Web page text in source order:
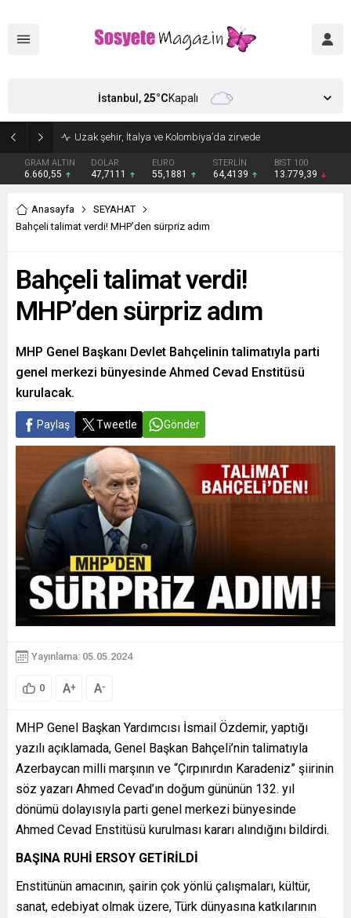
Uzak şehir, İtalya ve Kolombiya’da zirvede
GRAM ALTIN
6.660,55
DOLAR
47,7111
EURO
55,1881
STERLİN
64,4139
BIST 100
13.779,39
İstanbul, 25°CKapalı
Anasayfa
SEYAHAT
Bahçeli talimat verdi! MHP’den sürpriz adım
Bahçeli talimat verdi!
MHP’den sürpriz adım
MHP Genel Başkanı Devlet Bahçelinin talimatıyla parti
genel merkezi bünyesinde Ahmed Cevad Enstitüsü
kurulacak.
Paylaş Tweetle Gönder
Yayınlama: 05.05.2024
0 A+ A-
MHP Genel Başkan Yardımcısı İsmail Özdemir, yaptığı
yazılı açıklamada, Genel Başkan Bahçeli’nin talimatıyla
Azerbaycan milli marşının ve “Çırpınırdın Karadeniz” şiirinin
söz yazarı Ahmed Cevad’ın doğum gününün 132. yıl
dönümü dolayısıyla parti genel merkezi bünyesinde
Ahmed Cevad Enstitüsü kurulması kararı alındığını bildirdi.
BAŞINA RUHİ ERSOY GETİRİLDİ
Enstitünün amacının, şairin çok yönlü çalışmaları, kültür,
sanat, edebiyat olmak üzere, Türk dünyasına katkılarının